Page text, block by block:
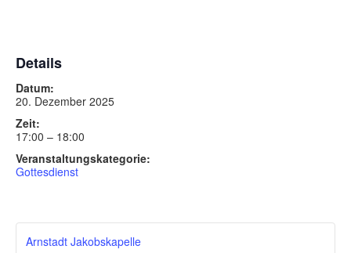
Details
Datum:
20. Dezember 2025
Zeit:
17:00 – 18:00
Veranstaltungskategorie:
Gottesdienst
Arnstadt Jakobskapelle